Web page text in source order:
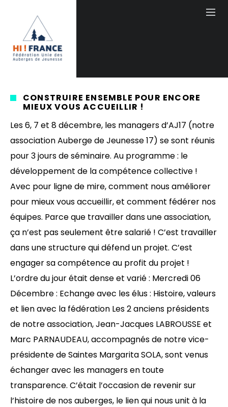
CONSTRUIRE ENSEMBLE POUR ENCORE
MIEUX VOUS ACCUEILLIR !
Les 6, 7 et 8 décembre, les managers d’AJ17 (notre
association Auberge de Jeunesse 17) se sont réunis
pour 3 jours de séminaire. Au programme : le
développement de la compétence collective !
Avec pour ligne de mire, comment nous améliorer
pour mieux vous accueillir, et comment fédérer nos
équipes. Parce que travailler dans une association,
ça n’est pas seulement être salarié ! C’est travailler
dans une structure qui défend un projet. C’est
engager sa compétence au profit du projet !
L’ordre du jour était dense et varié : Mercredi 06
Décembre : Echange avec les élus : Histoire, valeurs
et lien avec la fédération Les 2 anciens présidents
de notre association, Jean-Jacques LABROUSSE et
Marc PARNAUDEAU, accompagnés de notre vice-
présidente de Saintes Margarita SOLA, sont venus
échanger avec les managers en toute
transparence. C’était l’occasion de revenir sur
l’histoire de nos auberges, le lien qui nous unit à la